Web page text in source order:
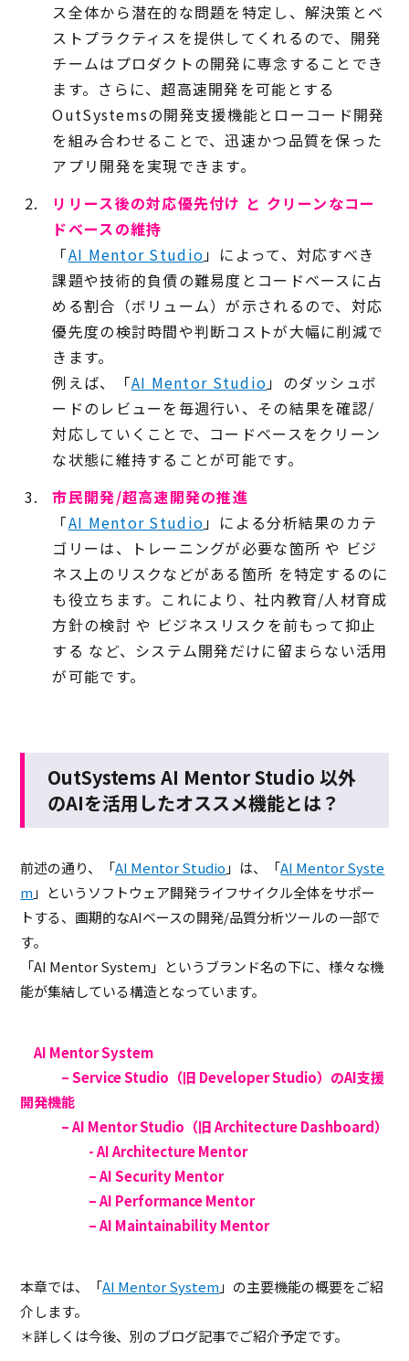
ス全体から潜在的な問題を特定し、解決策とベ
ストプラクティスを提供してくれるので、開発
チームはプロダクトの開発に専念することでき
ます。さらに、超高速開発を可能とする
OutSystemsの開発支援機能とローコード開発
を組み合わせることで、迅速かつ品質を保った
アプリ開発を実現できます。
リリース後の対応優先付け と クリーンなコー
ドベースの維持
「AI Mentor Studio」によって、対応すべき
課題や技術的負債の難易度とコードベースに占
める割合（ボリューム）が示されるので、対応
優先度の検討時間や判断コストが大幅に削減で
きます。
例えば、「AI Mentor Studio」のダッシュボ
ードのレビューを毎週行い、その結果を確認/
対応していくことで、コードベースをクリーン
な状態に維持することが可能です。
市民開発/超高速開発の推進
「AI Mentor Studio」による分析結果のカテ
ゴリーは、トレーニングが必要な箇所 や ビジ
ネス上のリスクなどがある箇所 を特定するのに
も役立ちます。これにより、社内教育/人材育成
方針の検討 や ビジネスリスクを前もって抑止
する など、システム開発だけに留まらない活用
が可能です。
OutSystems AI Mentor Studio 以外
のAIを活用したオススメ機能とは？
前述の通り、「AI Mentor Studio 」は、「AI Mentor Syste
m」というソフトウェア開発ライフサイクル全体をサポー
トする、画期的なAIベースの開発/品質分析ツールの一部で
す。
「AI Mentor System」というブランド名の下に、様々な機
能が集結している構造となっています。
AI Mentor System
– Service Studio（旧 Developer Studio）のAI支援
開発機能
– AI Mentor Studio（旧 Architecture Dashboard）
- AI Architecture Mentor
– AI Security Mentor
– AI Performance Mentor
– AI Maintainability Mentor
本章では、「AI Mentor System」の主要機能の概要をご紹
介します。
＊詳しくは今後、別のブログ記事でご紹介予定です。